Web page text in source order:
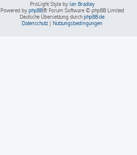
ProLight Style by Ian Bradley
Powered by phpBB® Forum Software © phpBB Limited
Deutsche Übersetzung durch phpBB.de
Datenschutz | Nutzungsbedingungen